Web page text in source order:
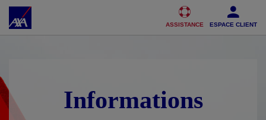
Accéder au Contenu Accéder au Pied de page
ASSISTANCE ESPACE CLIENT
Informations